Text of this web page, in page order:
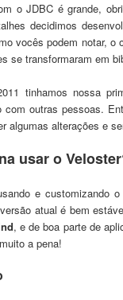
o JDBC é grande,
decidimos
vocês podem notar, o
se transformaram em
11 tinhamos nossa
com outras pessoas.
algumas alterações e se
usar o Veloster
e customizando
atualé bem
, ede boa parte de
a pena!